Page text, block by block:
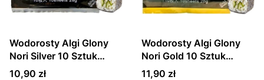
Wodorosty Algi Glony
Nori Silver 10 Sztuk
JHFOODS
Cena
10,90 zł
Wodorosty Algi Glony
Nori Gold 10 Sztuk
JHFOODS
Cena
11,90 zł